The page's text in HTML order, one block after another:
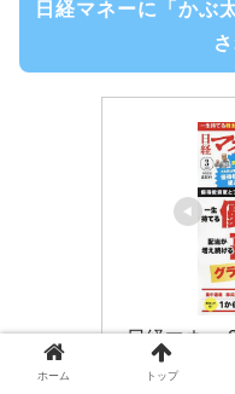
日経マネーに「かぶ
日経マネー
誌】【
ホーム トップ